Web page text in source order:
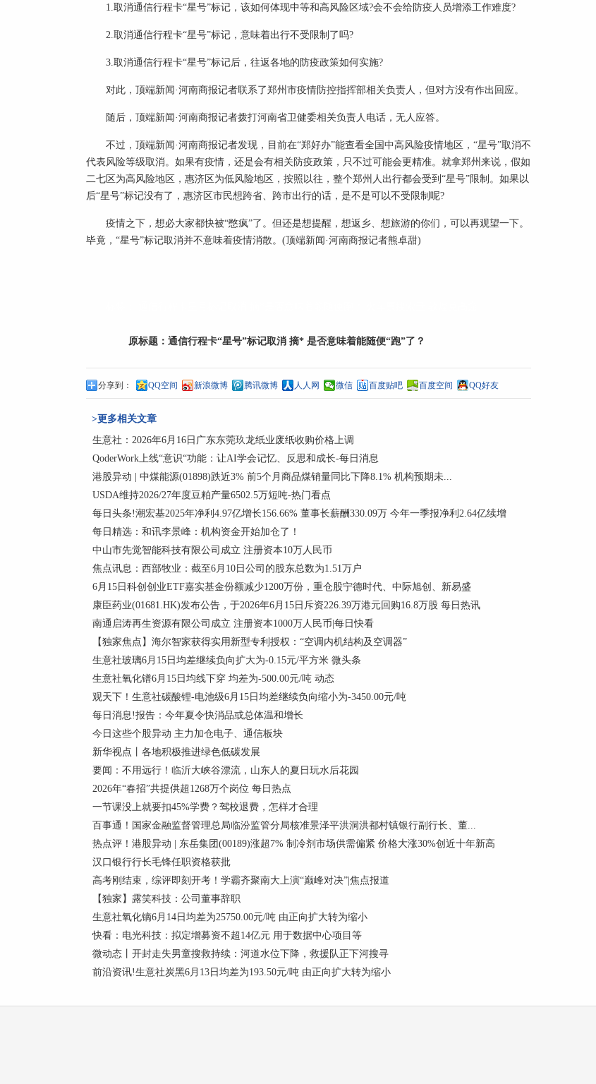
1.取消通信行程卡“星号”标记，该如何体现中等和高风险区域?会不会给防疫人员增添工作难度?
2.取消通信行程卡“星号”标记，意味着出行不受限制了吗?
3.取消通信行程卡“星号”标记后，往返各地的防疫政策如何实施?
对此，顶端新闻·河南商报记者联系了郑州市疫情防控指挥部相关负责人，但对方没有作出回应。
随后，顶端新闻·河南商报记者拨打河南省卫健委相关负责人电话，无人应答。
不过，顶端新闻·河南商报记者发现，目前在“郑好办”能查看全国中高风险疫情地区，“星号”取消不
代表风险等级取消。如果有疫情，还是会有相关防疫政策，只不过可能会更精准。就拿郑州来说，假如
二七区为高风险地区，惠济区为低风险地区，按照以往，整个郑州人出行都会受到“星号”限制。如果以
后“星号”标记没有了，惠济区市民想跨省、跨市出行的话，是不是可以不受限制呢?
疫情之下，想必大家都快被“憋疯”了。但还是想提醒，想返乡、想旅游的你们，可以再观望一下。
毕竟，“星号”标记取消并不意味着疫情消散。(顶端新闻·河南商报记者熊卓甜)
原标题： 通信行程卡“星号”标记取消 摘* 是否意味着能随便“跑”了？
分享到： QQ空间 新浪微博 腾讯微博 人人网 微信 百度贴吧 百度空间 QQ好友
>更多相关文章
生意社：2026年6月16日广东东莞玖龙纸业废纸收购价格上调
QoderWork上线“意识“功能：让AI学会记忆、反思和成长-每日消息
港股异动 | 中煤能源(01898)跌近3% 前5个月商品煤销量同比下降8.1% 机构预期未...
USDA维持2026/27年度豆粕产量6502.5万短吨-热门看点
每日头条!潮宏基2025年净利4.97亿增长156.66% 董事长薪酬330.09万 今年一季报净利2.64亿续增
每日精选：和讯李景峰：机构资金开始加仓了！
中山市先觉智能科技有限公司成立 注册资本10万人民币
焦点讯息：西部牧业：截至6月10日公司的股东总数为1.51万户
6月15日科创创业ETF嘉实基金份额减少1200万份，重仓股宁德时代、中际旭创、新易盛
康臣药业(01681.HK)发布公告，于2026年6月15日斥资226.39万港元回购16.8万股 每日热讯
南通启涛再生资源有限公司成立 注册资本1000万人民币|每日快看
【独家焦点】海尔智家获得实用新型专利授权：“空调内机结构及空调器”
生意社玻璃6月15日均差继续负向扩大为-0.15元/平方米 微头条
生意社氧化镨6月15日均线下穿 均差为-500.00元/吨 动态
观天下！生意社碳酸锂-电池级6月15日均差继续负向缩小为-3450.00元/吨
每日消息!报告：今年夏令快消品或总体温和增长
今日这些个股异动 主力加仓电子、通信板块
新华视点丨各地积极推进绿色低碳发展
要闻：不用远行！临沂大峡谷漂流，山东人的夏日玩水后花园
2026年“春招”共提供超1268万个岗位 每日热点
一节课没上就要扣45%学费？驾校退费，怎样才合理
百事通！国家金融监督管理总局临汾监管分局核准景泽平洪洞洪都村镇银行副行长、董...
热点评！港股异动 | 东岳集团(00189)涨超7% 制冷剂市场供需偏紧 价格大涨30%创近十年新高
汉口银行行长毛锋任职资格获批
高考刚结束，综评即刻开考！学霸齐聚南大上演“巅峰对决”|焦点报道
【独家】露笑科技：公司董事辞职
生意社氧化镝6月14日均差为25750.00元/吨 由正向扩大转为缩小
快看：电光科技：拟定增募资不超14亿元 用于数据中心项目等
微动态丨开封走失男童搜救持续：河道水位下降，救援队正下河搜寻
前沿资讯!生意社炭黑6月13日均差为193.50元/吨 由正向扩大转为缩小